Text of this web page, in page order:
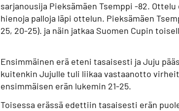
sarjanousija Pieksämäen Tsemppi -82.
hienoja palloja läpi ottelun. Pieksämäen
25, 20-25). ja näin jatkaa Suomen Cupin
Ensimmäinen erä eteni tasaisesti ja Juju
kuitenkin Jujulle tuli liikaa vastaanotto
ensimmäisen erän lukemin 21-25.
Toisessa erässä edettiin tasaisesti erän